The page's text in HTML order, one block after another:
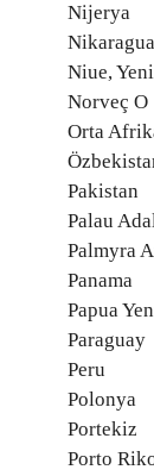
Nijerya
Nikaragua
Niue,
Norveç O
Orta
Pakistan
Palau
Palmyra
Panama
Papua
Paraguay
Peru
Polonya
Portekiz
Porto